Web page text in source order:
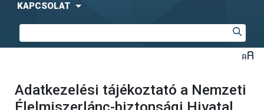
KAPCSOLAT
Adatkezelési tájékoztató a Nemzeti